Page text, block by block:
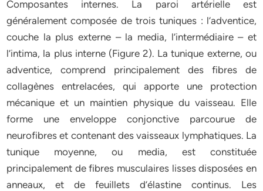
Composantes internes. La paroi artérielle est
généralement composée de trois tuniques : l’adventice,
couche la plus externe – la media, l’intermédiaire – et
l’intima, la plus interne (Figure 2). La tunique externe, ou
adventice, comprend principalement des fibres de
collagènes entrelacées, qui apporte une protection
mécanique et un maintien physique du vaisseau. Elle
forme une enveloppe conjonctive parcourue de
neurofibres et contenant des vaisseaux lymphatiques. La
tunique moyenne, ou media, est constituée
principalement de fibres musculaires lisses disposées en
anneaux, et de feuillets d’élastine continus. Les